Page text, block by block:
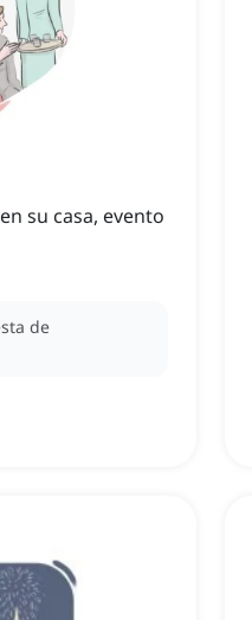
su casa, evento
de